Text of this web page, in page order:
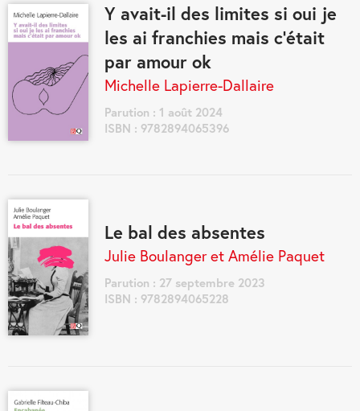
Y avait-il des limites si oui je
les ai franchies mais c’était
par amour ok
Michelle Lapierre-Dallaire
Parution : 1 août 2024
ISBN : 9782894065396
Le bal des absentes
Julie Boulanger et Amélie Paquet
Parution : 27 septembre 2023
ISBN : 9782894065228